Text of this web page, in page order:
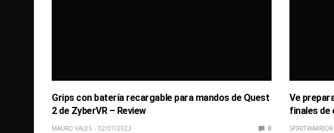
Grips con batería recargable para mandos de Quest
2 de ZyberVR – Review
MAURO VALES 02/07/2023 0
Ve
finales de
SPIRITWARRIOR